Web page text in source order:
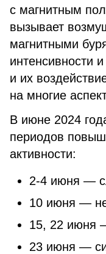
с магнитным
вызывает
магнитными
интенсивности
и их
на многие
В июне 2024
периодов
активности:
2-4 июня —
10 июня —
15, 22 июня
23 июня —